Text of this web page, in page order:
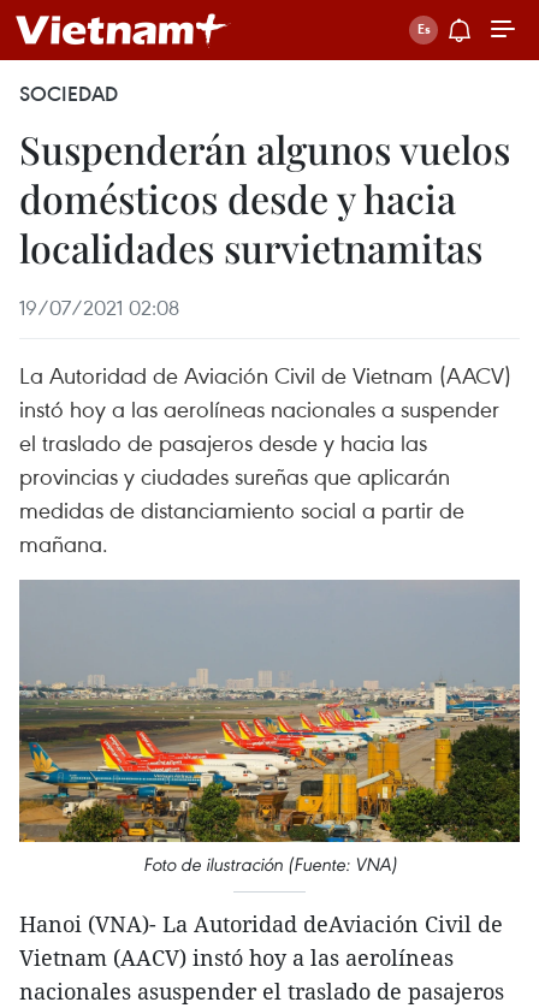
SOCIEDAD
Suspenderán algunos vuelos
domésticos desde y hacia
localidades survietnamitas
19/07/2021 02:08
La Autoridad de Aviación Civil de Vietnam (AACV)
instó hoy a las aerolíneas nacionales a suspender
el traslado de pasajeros desde y hacia las
provincias y ciudades sureñas que aplicarán
medidas de distanciamiento social a partir de
mañana.
Foto de ilustración (Fuente: VNA)
Hanoi (VNA)- La Autoridad deAviación Civil de
Vietnam (AACV) instó hoy a las aerolíneas
nacionales asuspender el traslado de pasajeros